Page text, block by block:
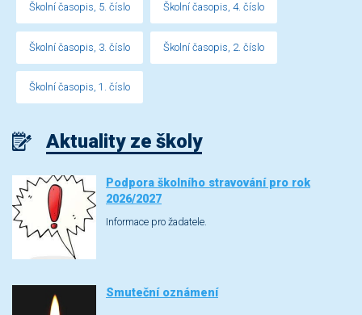
Školní časopis, 5. číslo Školní časopis, 4. číslo
Školní časopis, 3. číslo Školní časopis, 2. číslo
Školní časopis, 1. číslo
Aktuality ze školy
Podpora školního stravování pro rok
2026/2027
Informace pro žadatele.
Smuteční oznámení